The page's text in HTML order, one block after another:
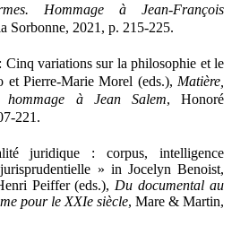
Hommage à Jean-François
Sorbonne, 2021, p. 215-225.
: Cinq variations sur la philosophie et le
Pierre-Marie Morel (eds.), Matière,
à Jean Salem, Honoré
221.
juridique : corpus, intelligence
» in Jocelyn Benoist,
Peiffer (eds.), Du documental au
pour le XXIe siècle, Mare & Martin,